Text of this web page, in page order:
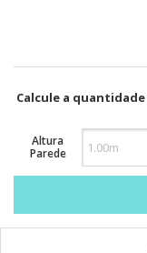
Calcule a
Altura
Parede